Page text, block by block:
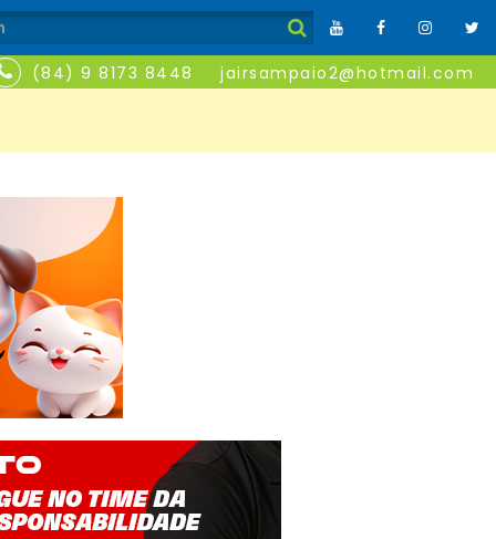
(84) 9 8173 8448 jairsampaio2@hotmail.com